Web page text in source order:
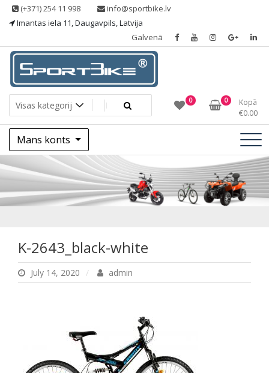
Skip (+371) 254 11 998
info@sportbike.lv
Imantas iela 11, Daugavpils, Latvija
Galvenā
Sportbike
Sporting goods 0 0
Kopā
€0.00
Mans konts
K-2643_black-
white
K-2643_black-white
July 14, 2020 admin